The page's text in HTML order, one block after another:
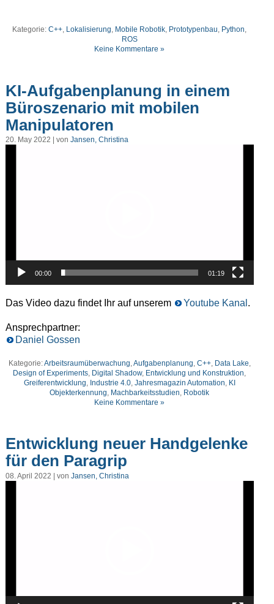
Kategorie:C++, Lokalisierung, Mobile Robotik, Prototypenbau, Python,
ROS
Keine Kommentare »
KI-Aufgabenplanung in einem
Büroszenario mit mobilen
Manipulatoren
20. May 2022 | von Jansen, Christina
00:00 01:19
Das Video dazu findet Ihr auf unserem Youtube Kanal .
Ansprechpartner:
Daniel Gossen
Kategorie:Arbeitsraumüberwachung Aufgabenplanung C++, Data Lake
Design of Experiments Digital Shadow, Entwicklung und Konstruktion
Greiferentwicklung Industrie 4.0, Jahresmagazin Automation KI
Objekterkennung Machbarkeitsstudien Robotik
Keine Kommentare »
Entwicklung neuer Handgelenke
für den Paragrip
08. April 2022 | von Jansen, Christina